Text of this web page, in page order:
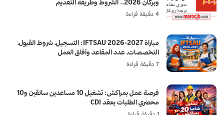
وبركان 2026.. الشروط وطريقة التقديم
4 دقيقة قراءة
مباراة IFTSAU 2026-2027: التسجيل، شروط القبول،
التخصصات، عدد المقاعد وآفاق العمل
7 دقيقة قراءة
فرصة عمل بمراكش: تشغيل 10 مساعدين سائقين و10
محضري الطلبات بعقد CDI